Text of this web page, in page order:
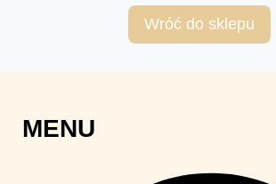
Wróć do sklepu
MENU